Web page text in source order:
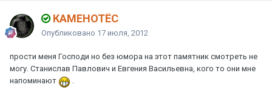
КАМЕНОТЁС
Опубликовано 17 июля, 2012
прости меня Господи но без юмора на этот памятник смотреть не
могу. Станислав Павлович и Евгения Васильевна, кого то они мне
напоминают
.